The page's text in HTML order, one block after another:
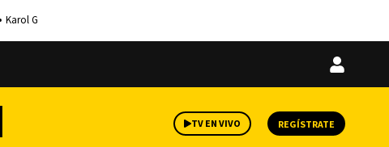
Karol G
Iniciar
TV EN VIVO REGÍSTRATE